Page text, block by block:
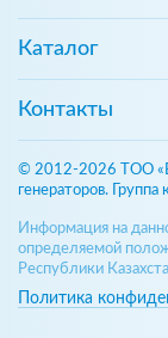
Каталог
Контакты
© 2012-2026 ТОО
генераторов.
Информация на
определяемой
Республики
Политика